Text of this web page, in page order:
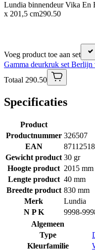
Lundia binnendeur Vika
x 201,5 cm290.50
Voeg product toe aan set
Gamma deurkruk set
Totaal 290.50
Specificaties
Product
Productnummer 326507
EAN
Gewicht product 30 gr
Hoogte product 2015 mm
Lengte product 40 mm
Breedte product 830 mm
Merk
Lundia
N P K
9998-
Algemeen
Type
Kleurfamilie